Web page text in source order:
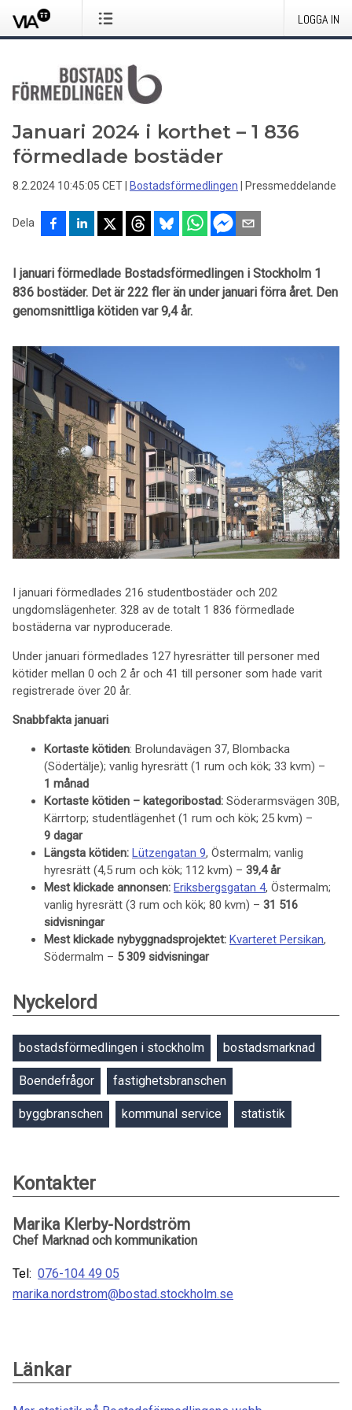
LOGGA IN
Januari 2024 i korthet – 1 836
förmedlade bostäder
8.2.2024 10:45:05 CET Bostadsförmedlingen Pressmeddelande
Dela
I januari förmedlade Bostadsförmedlingen i Stockholm 1
836 bostäder. Det är 222 fler än under januari förra året. Den
genomsnittliga kötiden var 9,4 år.
I januari förmedlades 216 studentbostäder och 202
ungdomslägenheter. 328 av de totalt 1 836 förmedlade
bostäderna var nyproducerade.
Under januari förmedlades 127 hyresrätter till personer med
kötider mellan 0 och 2 år och 41 till personer som hade varit
registrerade över 20 år.
Snabbfakta januari
Kortaste kötiden: Brolundavägen 37, Blombacka
(Södertälje); vanlig hyresrätt (1 rum och kök; 33 kvm) –
1 månad
Kortaste kötiden – kategoribostad: Söderarmsvägen 30B,
Kärrtorp; studentlägenhet (1 rum och kök; 25 kvm) –
9 dagar
Längsta kötiden: Lützengatan 9, Östermalm; vanlig
hyresrätt (4,5 rum och kök; 112 kvm) – 39,4 år
Mest klickade annonsen: Eriksbergsgatan 4, Östermalm;
vanlig hyresrätt (3 rum och kök; 80 kvm) – 31 516
sidvisningar
Mest klickade nybyggnadsprojektet: Kvarteret Persikan,
Södermalm – 5 309 sidvisningar
Nyckelord
bostadsförmedlingen i stockholm bostadsmarknad
Boendefrågor fastighetsbranschen
byggbranschen kommunal service statistik
Kontakter
Marika Klerby-Nordström
Chef Marknad och kommunikation
Tel: 076-104 49 05
marika.nordstrom@bostad.stockholm.se
Länkar